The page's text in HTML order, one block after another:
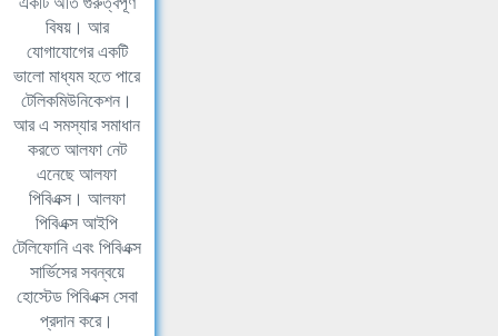
বিষয়। আর
যোগাযোগের একটি
ভালো মাধ্যম হতে পারে
টেলিকমিউনিকেশন।
আর এ সমস্যার সমাধান
করতে আলফা নেট
এনেছে আলফা
পিবিএক্স। আলফা
পিবিএক্স আইপি
টেলিফোনি এবং পিবিএক্স
সার্ভিসের সবন্বয়ে
হোস্টেড পিবিএক্স সেবা
প্রদান করে।